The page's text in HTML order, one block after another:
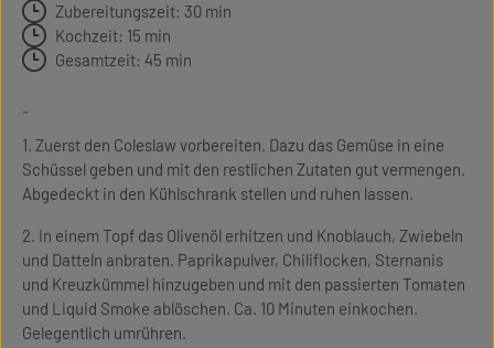
Zubereitungszeit: 30 min
Kochzeit: 15 min
Gesamtzeit: 45 min
-
1. Zuerst den Coleslaw vorbereiten. Dazu das Gemüse in eine
Schüssel geben und mit den restlichen Zutaten gut vermengen.
Abgedeckt in den Kühlschrank stellen und ruhen lassen.
2. In einem Topf das Olivenöl erhitzen und Knoblauch, Zwiebeln
und Datteln anbraten. Paprikapulver, Chiliflocken, Sternanis
und Kreuzkümmel hinzugeben und mit den passierten Tomaten
und Liquid Smoke ablöschen. Ca. 10 Minuten einkochen.
Gelegentlich umrühren.